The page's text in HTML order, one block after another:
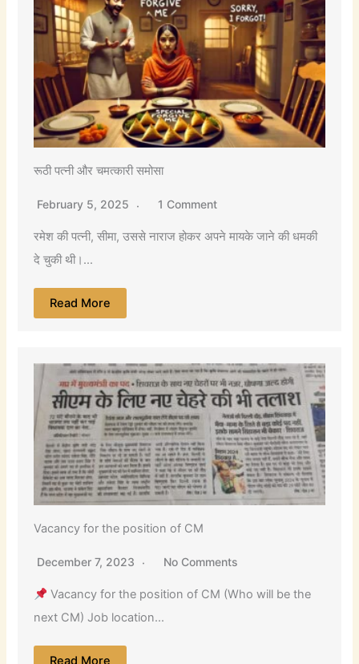
रूठी पत्नी और चमत्कारी समोसा
February 5, 2025 1 Comment
रमेश की पत्नी, सीमा, उससे नाराज होकर अपने मायके जाने की धमकी
दे चुकी थी।...
Read More
Vacancy for the position of CM
December 7, 2023 No Comments
Vacancy for the position of CM (Who will be the
next CM) Job location...
Read More